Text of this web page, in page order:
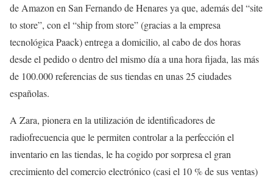
de Amazon en San Fernando de Henares ya que, además del “site
to store”, con el “ship from store” (gracias a la empresa
tecnológica Paack) entrega a domicilio, al cabo de dos horas
desde el pedido o dentro del mismo día a una hora fijada, las más
de 100.000 referencias de sus tiendas en unas 25 ciudades
españolas.
A Zara, pionera en la utilización de identificadores de
radiofrecuencia que le permiten controlar a la perfección el
inventario en las tiendas, le ha cogido por sorpresa el gran
crecimiento del comercio electrónico (casi el 10 % de sus ventas)